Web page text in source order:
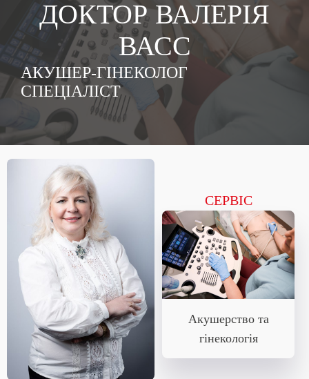
ДОКТОР ВАЛЕРІЯ
ВАСС
АКУШЕР-ГІНЕКОЛОГ
СПЕЦІАЛІСТ
СЕРВІС
Акушерство та
гінекологія